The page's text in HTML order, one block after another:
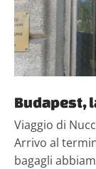
Budapest,
Viaggio di
Arrivo al
bagagli